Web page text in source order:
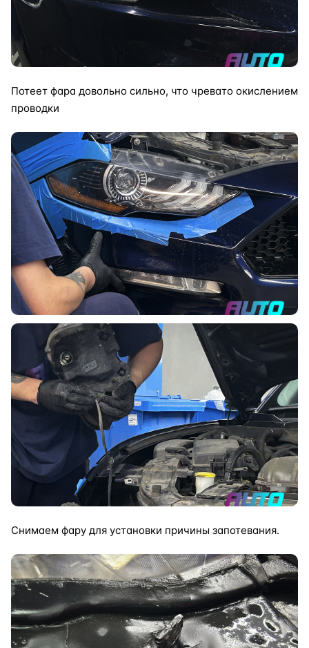
Потеет фара довольно сильно, что чревато окислением
проводки
Снимаем фару для установки причины запотевания.